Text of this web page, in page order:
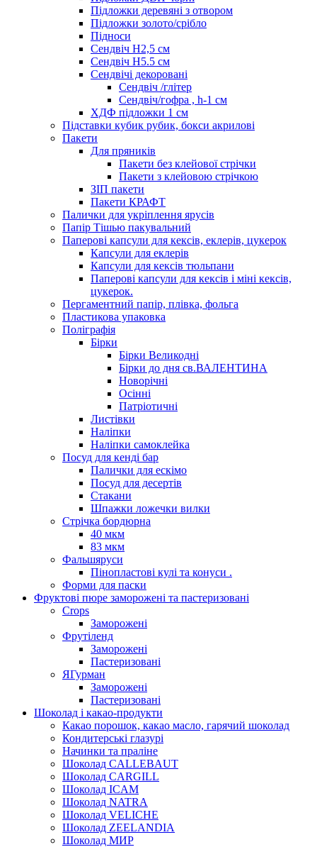
Підложки деревяні з отвором
Підложки золото/срібло
Підноси
Сендвіч H2,5 см
Сендвіч H5.5 см
Сендвічі декоровані
Сендвіч /глітер
Сендвіч/гофра , h-1 см
ХДФ підложки 1 см
Підставки кубик рубик, бокси акрилові
Пакети
Для пряників
Пакети без клейової стрічки
Пакети з клейовою стрічкою
ЗІП пакети
Пакети КРАФТ
Палички для укріплення ярусів
Папір Тішью пакувальний
Паперові капсули для кексів, еклерів, цукерок
Капсули для еклерів
Капсули для кексів тюльпани
Паперові капсули для кексів і міні кексів,
цукерок.
Пергаментний папір, плівка, фольга
Пластикова упаковка
Поліграфія
Бірки
Бірки Великодні
Бірки до дня св.ВАЛЕНТИНА
Новорічні
Осінні
Патріотичні
Листівки
Наліпки
Наліпки самоклейка
Посуд для кенді бар
Палички для ескімо
Посуд для десертів
Стакани
Шпажки ложечки вилки
Стрічка бордюрна
40 мкм
83 мкм
Фальшяруси
Пінопластові кулі та конуси .
Форми для паски
Фруктові пюре заморожені та пастеризовані
Crops
Заморожені
Фрутіленд
Заморожені
Пастеризовані
ЯГурман
Заморожені
Пастеризовані
Шоколад і какао-продукти
Какао порошок, какао масло, гарячий шоколад
Кондитерські глазурі
Начинки та праліне
Шоколад CALLEBAUT
Шоколад CARGILL
Шоколад ICAM
Шоколад NATRA
Шоколад VELICHE
Шоколад ZEELANDIA
Шоколад МИР